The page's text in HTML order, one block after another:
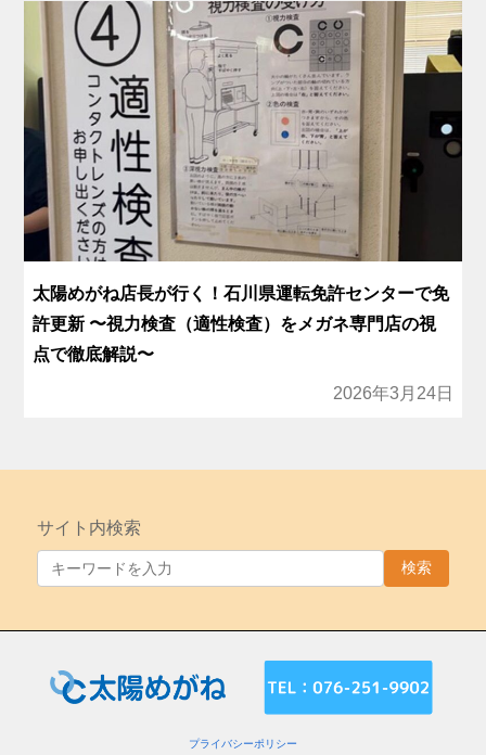
太陽めがね店長が行く！石川県運転免許センターで免
許更新 〜視力検査（適性検査）をメガネ専門店の視
点で徹底解説〜
2026年3月24日
サイト内検索
検索
プライバシーポリシー